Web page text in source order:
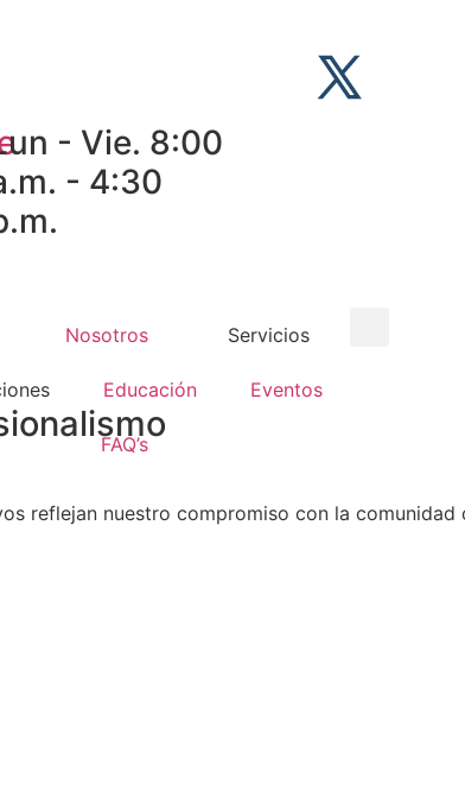
- Vie. 8:00
- 4:30
Nosotros Servicios
Educación Eventos
FAQ’s
reflejan nuestro compromiso con la comunidad